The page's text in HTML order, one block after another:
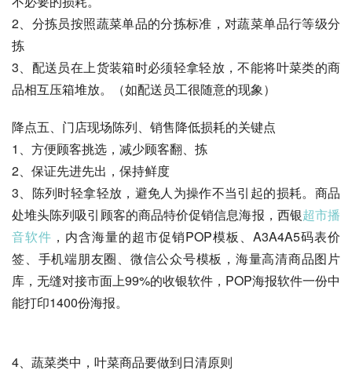
2、分拣员按照蔬菜单品的分拣标准，对蔬菜单品行等级分
拣
3、配送员在上货装箱时必须轻拿轻放，不能将叶菜类的商
品相互压箱堆放。（如配送员工很随意的现象）
降点五、门店现场陈列、销售降低损耗的关键点
1、方便顾客挑选，减少顾客翻、拣
2、保证先进先出，保持鲜度
3、陈列时轻拿轻放，避免人为操作不当引起的损耗。商品
处堆头陈列吸引顾客的商品特价促销信息海报，西银超市播
音软件 ，内含海量的超市促销POP模板、A3A4A5码表价
签、手机端朋友圈、微信公众号模板，海量高清商品图片
库，无缝对接市面上99%的收银软件，POP海报软件一份中
能打印1400份海报。
4、蔬菜类中，叶菜商品要做到日清原则